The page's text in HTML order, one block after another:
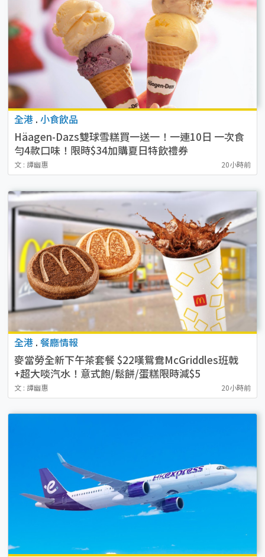
全港 . 小食飲品
Häagen-Dazs雙球雪糕買一送一！一連10日 一次食
勻4款口味！限時$34加購夏日特飲禮券
文 : 譚幽惠 20小時前
全港 . 餐廳情報
麥當勞全新下午茶套餐 $22嘆鴛鴦McGriddles班戟
+超大啖汽水！意式飽/鬆餅/蛋糕限時減$5
文 : 譚幽惠 20小時前